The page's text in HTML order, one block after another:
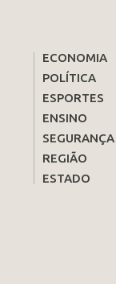
ECONOMIA
POLÍTICA
ESPORTES
ENSINO
SEGURANÇA
REGIÃO
ESTADO